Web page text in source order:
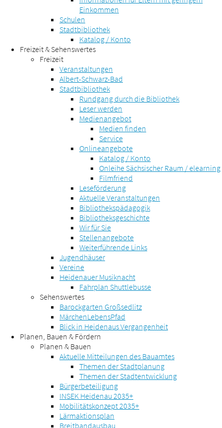
Einkommen
Schulen
Stadtbibliothek
Katalog / Konto
Freizeit & Sehenswertes
Freizeit
Veranstaltungen
Albert-Schwarz-Bad
Stadtbibliothek
Rundgang durch die Bibliothek
Leser werden
Medienangebot
Medien finden
Service
Onlineangebote
Katalog / Konto
Onleihe Sächsischer Raum / elearning
Filmfriend
Leseförderung
Aktuelle Veranstaltungen
Bibliothekspädagogik
Bibliotheksgeschichte
Wir für Sie
Stellenangebote
Weiterführende Links
Jugendhäuser
Vereine
Heidenauer Musiknacht
Fahrplan Shuttlebusse
Sehenswertes
Barockgarten Großsedlitz
MärchenLebensPfad
Blick in Heidenaus Vergangenheit
Planen, Bauen & Fördern
Planen & Bauen
Aktuelle Mitteilungen des Bauamtes
Themen der Stadtplanung
Themen der Stadtentwicklung
Bürgerbeteiligung
INSEK Heidenau 2035+
Mobilitätskonzept 2035+
Lärmaktionsplan
Breitbandausbau